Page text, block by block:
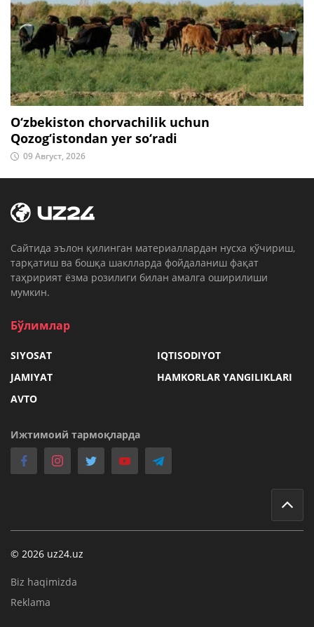
O‘zbekiston chorvachilik uchun
Qozog‘istondan yer so‘radi
09 Август, 2026
Cайтида эълон қилинган материаллардан нусха кўчириш,
тарқатиш ва бошқа шаклларда фойдаланиш фақат
таҳририят ёзма розилиги билан амалга оширилиши
мумкин.
Бўлимлар
SIYOSAT
IQTISODIYOT
JAMIYAT
HAMKORLAR YANGILIKLARI
AVTO
Ижтимоий тармоқларда
© 2026 uz24.uz
Biz haqimizda
Reklama